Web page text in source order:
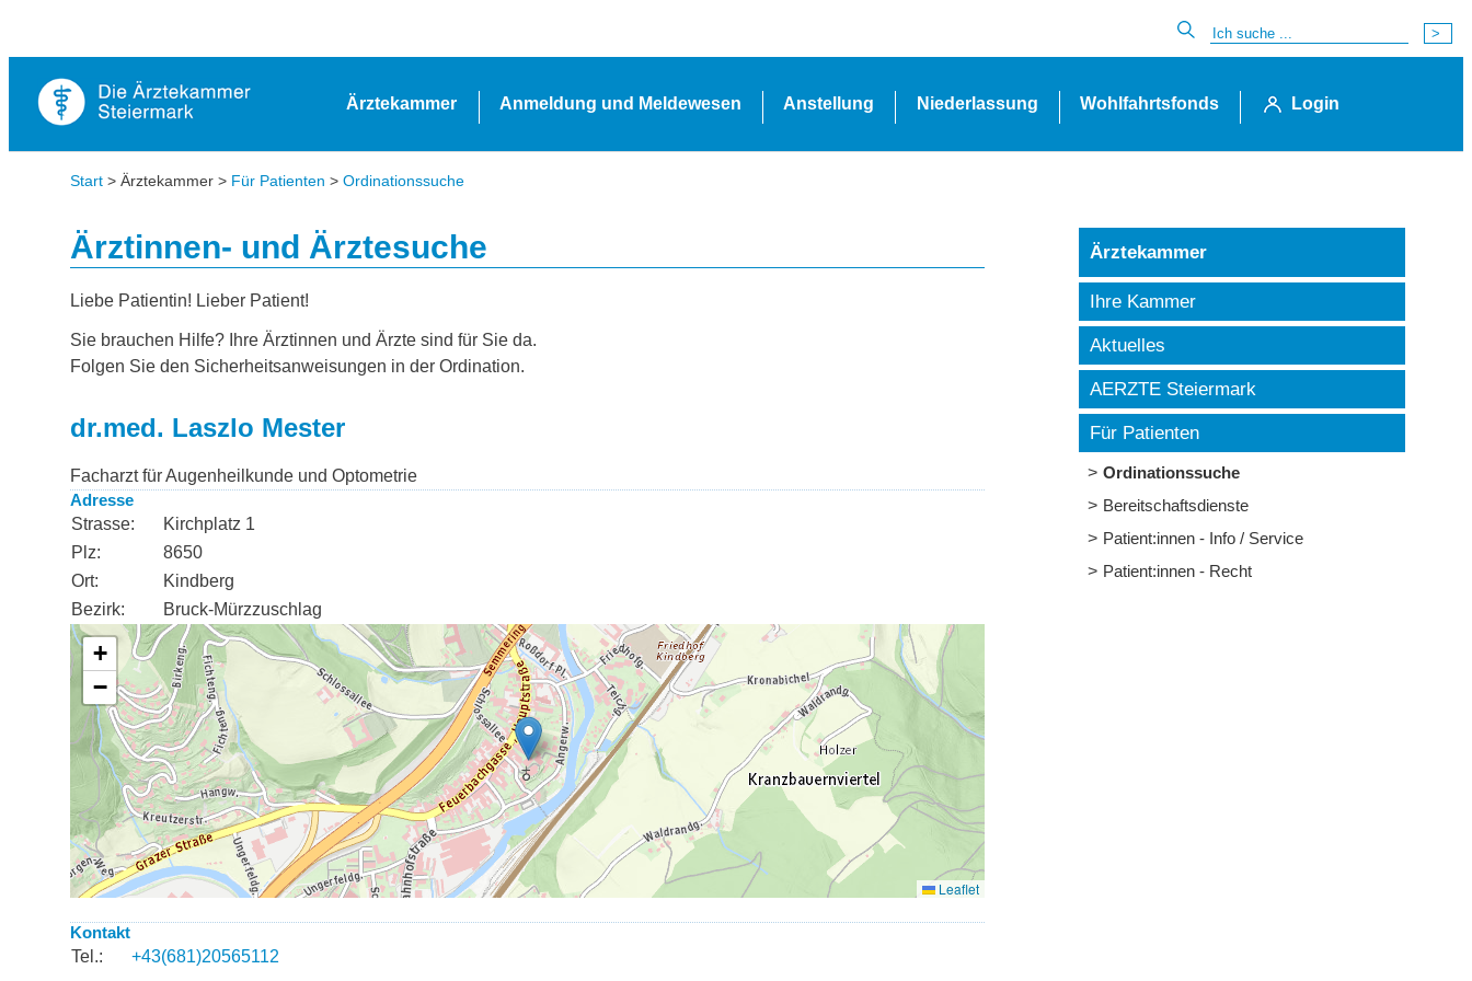
Ärztekammer Anmeldung und Meldewesen Anstellung Niederlassung Wohlfahrtsfonds Login
Start > Ärztekammer > Für Patienten > Ordinationssuche
Ärztinnen- und Ärztesuche
Liebe Patientin! Lieber Patient!
Sie brauchen Hilfe? Ihre Ärztinnen und Ärzte sind für Sie da.
Folgen Sie den Sicherheitsanweisungen in der Ordination.
dr.med. Laszlo Mester
Facharzt für Augenheilkunde und Optometrie
Adresse
Strasse:
Kirchplatz 1
Plz:
8650
Ort:
Kindberg
Bezirk:
Bruck-Mürzzuschlag
Kontakt
Tel.:
+43(681)20565112
Ärztekammer
Ihre Kammer
Aktuelles
AERZTE Steiermark
Für Patienten
Ordinationssuche
Bereitschaftsdienste
Patient:innen - Info / Service
Patient:innen - Recht